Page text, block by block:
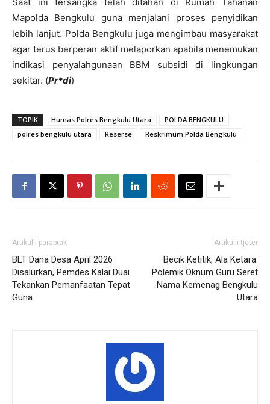
Mapolda Bengkulu guna menjalani proses penyidikan
lebih lanjut. Polda Bengkulu juga mengimbau masyarakat
agar terus berperan aktif melaporkan apabila menemukan
indikasi penyalahgunaan BBM subsidi di lingkungan
sekitar. (Pr*di)
TOPIK Humas Polres Bengkulu Utara
POLDA BENGKULU
polres bengkulu utara
Reserse Reskrimum Polda Bengkulu
Artikulli paraprak
BLT Dana Desa April 2026
Disalurkan, Pemdes Kalai Duai
Tekankan Pemanfaatan Tepat
Guna
Artikulli tjetër
Becik Ketitik, Ala Ketara:
Polemik Oknum Guru Seret
Nama Kemenag Bengkulu
Utara